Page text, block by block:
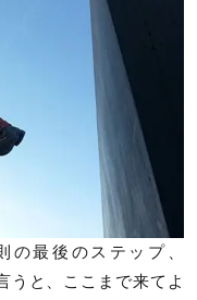
の最後のステップ、
うと、ここまで来てよ